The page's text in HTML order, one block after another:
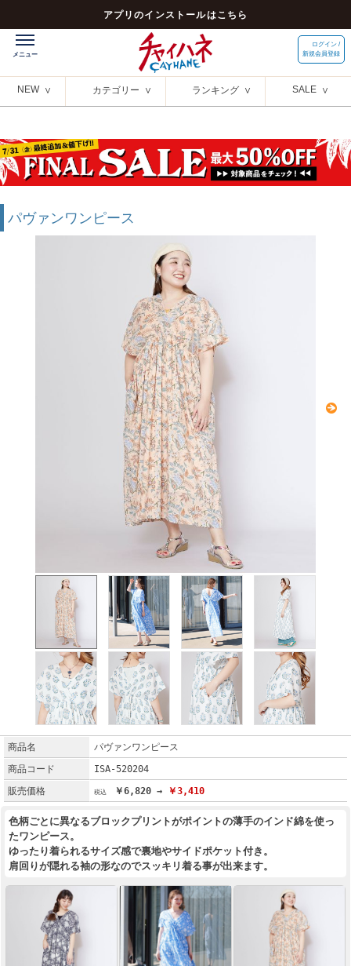
アプリのインストールはこちら
ログイン /
新規会員登録
NEW カテゴリー ランキング SALE
パヴァンワンピース
商品名
パヴァンワンピース
商品コード
ISA-520204
販売価格
￥6,820 → ￥3,410
色柄ごとに異なるブロックプリントがポイントの薄手のインド綿を使っ
たワンピース。
ゆったり着られるサイズ感で裏地やサイドポケット付き。
肩回りが隠れる袖の形なのでスッキリ着る事が出来ます。